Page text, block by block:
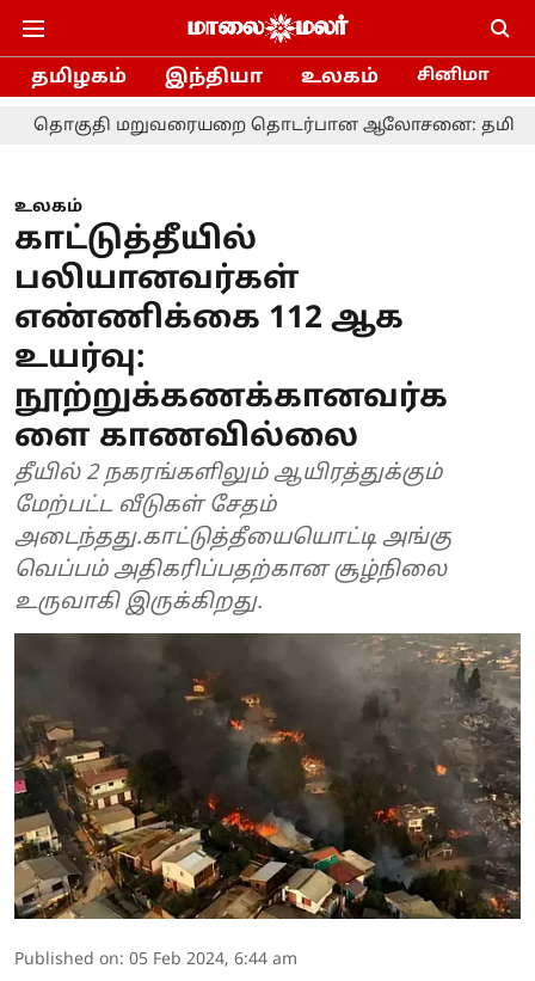
தமிழகம் இந்தியா உலகம் சினிமா
மறுவரையறை தொடர்பான ஆலோசனை: தமிழக
உலகம்
காட்டுத்தீயில்
பலியானவர்கள்
எண்ணிக்கை 112 ஆக
உயர்வு:
நூற்றுக்கணக்கானவர்க
ளை காணவில்லை
தீயில் 2 நகரங்களிலும் ஆயிரத்துக்கும்
மேற்பட்ட வீடுகள் சேதம்
அடைந்தது.காட்டுத்தீயையொட்டி அங்கு
வெப்பம் அதிகரிப்பதற்கான சூழ்நிலை
உருவாகி இருக்கிறது.
Published on: 05 Feb 2024, 6:44 am